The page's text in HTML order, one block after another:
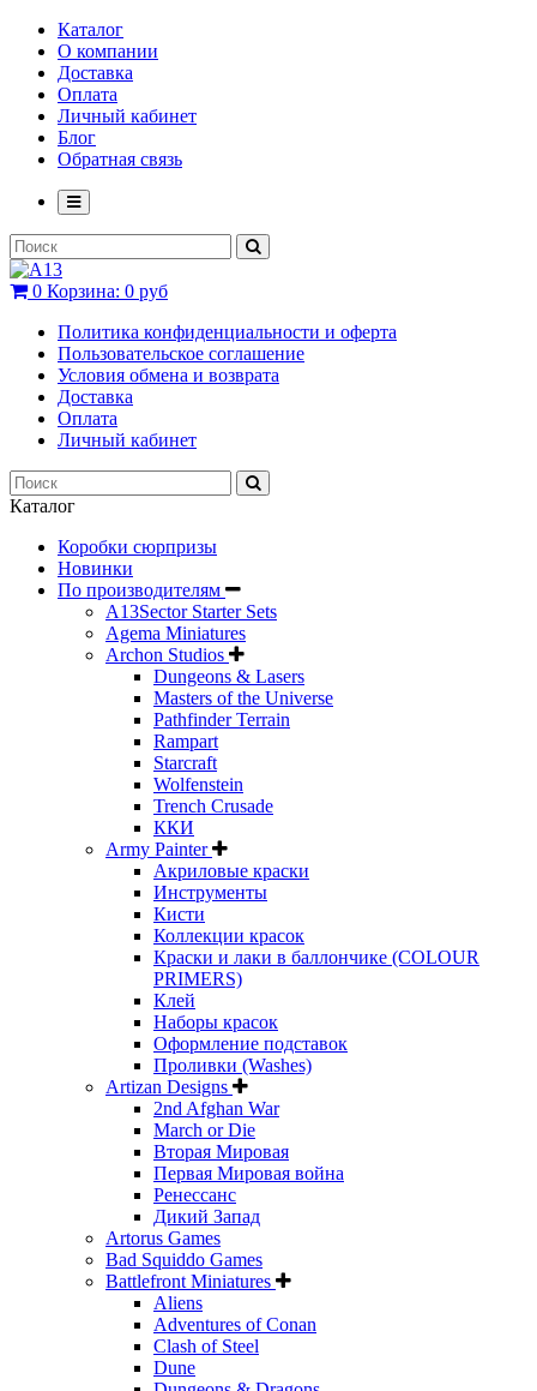
Каталог
О компании
Доставка
Оплата
Личный кабинет
Блог
Обратная связь
0 Корзина: 0 руб
Политика конфиденциальности и оферта
Пользовательское соглашение
Условия обмена и возврата
Доставка
Оплата
Личный кабинет
Каталог
Коробки сюрпризы
Новинки
По производителям
A13Sector Starter Sets
Agema Miniatures
Archon Studios
Dungeons & Lasers
Masters of the Universe
Pathfinder Terrain
Rampart
Starcraft
Wolfenstein
Trench Crusade
ККИ
Army Painter
Акриловые краски
Инструменты
Кисти
Коллекции красок
Краски и лаки в баллончике (COLOUR
PRIMERS)
Клей
Наборы красок
Оформление подставок
Проливки (Washes)
Artizan Designs
2nd Afghan War
March or Die
Вторая Мировая
Первая Мировая война
Ренессанс
Дикий Запад
Artorus Games
Bad Squiddo Games
Battlefront Miniatures
Aliens
Adventures of Conan
Clash of Steel
Dune